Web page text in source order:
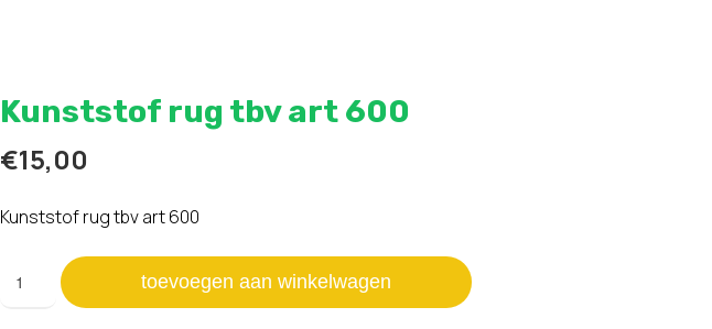
Kunststof rug tbv art 600
€15,00
Kunststof rug tbv art 600
Kunststof
rug
toevoegen aan winkelwagen